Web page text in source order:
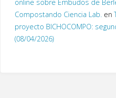
online sobre Embudos de
Compostando Ciencia Lab. en
proyecto BICHOCOMPO:
(08/04/2026)